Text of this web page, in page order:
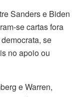
Sanders e Biden
se cartas fora
se
no apoio ou
e Warren,